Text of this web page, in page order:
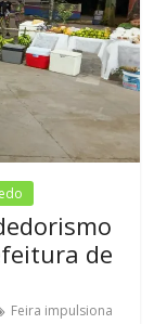
de
Feira impulsiona